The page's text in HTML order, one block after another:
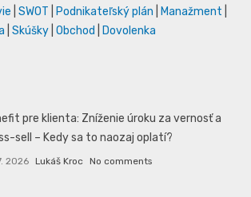
SWOT Podnikateľský plán Manažment
Skúšky Obchod Dovolenka
pre klienta: Zníženie úroku za vernosť a
sell – Kedy sa to naozaj oplatí?
2026 Lukáš Kroc No comments